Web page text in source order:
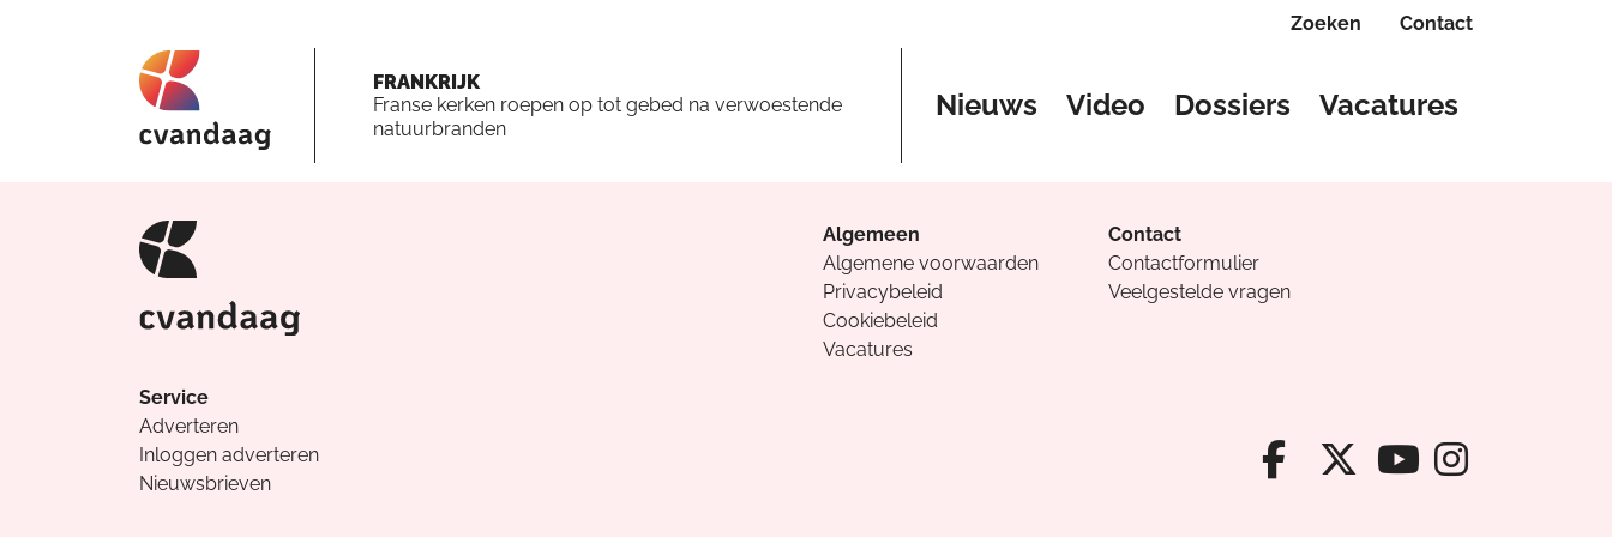
Zoeken Contact
FRANKRIJK
Franse kerken roepen op tot gebed na verwoestende
natuurbranden
Nieuws Video Dossiers Vacatures
Algemeen
Algemene voorwaarden
Privacybeleid
Cookiebeleid
Vacatures
Contact
Contactformulier
Veelgestelde vragen
Service
Adverteren
Inloggen adverteren
Nieuwsbrieven
Facebook van
X van